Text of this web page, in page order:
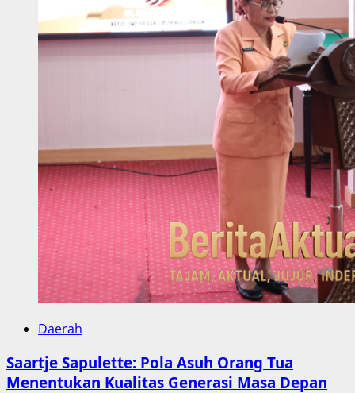
Daerah
Saartje Sapulette: Pola Asuh Orang Tua
Menentukan Kualitas Generasi Masa Depan